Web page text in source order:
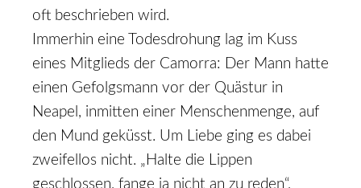
oft beschrieben wird.
Immerhin eine Todesdrohung lag im Kuss
eines Mitglieds der Camorra: Der Mann hatte
einen Gefolgsmann vor der Quästur in
Neapel, inmitten einer Menschenmenge, auf
den Mund geküsst. Um Liebe ging es dabei
zweifellos nicht. „Halte die Lippen
geschlossen, fange ja nicht an zu reden“,